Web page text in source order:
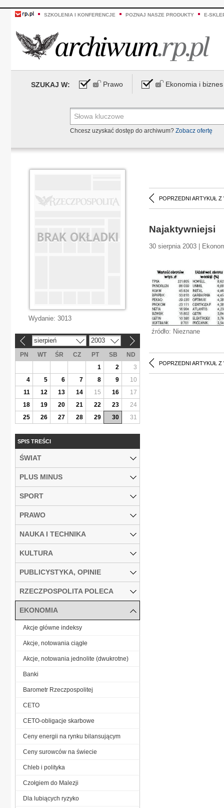
SZKOLENIA I KONFERENCJE POZNAJ NASZE PRODUKTY E-
SZUKAJ W: Prawo Ekonomia i biznes
Chcesz uzyskać dostęp do archiwum? Zobacz ofertę
POPRZEDNI ARTYKUŁ Z
Najaktywniejsi
30 sierpnia 2003 |
źródło: Nieznane
POPRZEDNI ARTYKUŁ Z
Wydanie: 3013
sierpień 2003
PN WT ŚR CZ PT SB
ND
1
2
3
4
5 6 7 8 9
10
11
12 13 14 15 16
17
18
19 20 21 22 23
24
25
26 27 28 29 30 31
SPIS TREŚCI
ŚWIAT
PLUS MINUS
SPORT
PRAWO
NAUKA I TECHNIKA
KULTURA
PUBLICYSTYKA, OPINIE
RZECZPOSPOLITA POLECA
EKONOMIA
Akcje główne indeksy
Akcje, notowania ciągłe
Akcje, notowania jednolite (dwukrotne)
Banki
Barometr Rzeczpospolitej
CETO
CETO-obligacje skarbowe
Ceny energii na rynku bilansującym
Ceny surowców na świecie
Chleb i polityka
Czołgiem do Malezji
Dla lubiących ryzyko